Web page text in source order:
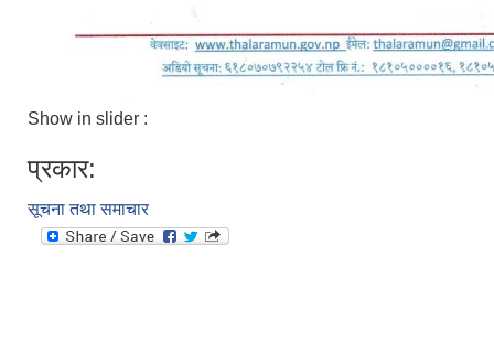
Show in slider :
प्रकार:
सूचना तथा समाचार